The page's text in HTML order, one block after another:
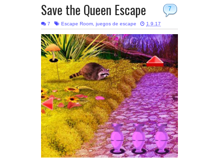
7
Save the Queen Escape
7 Escape Room, juegos de escape 1.9.17